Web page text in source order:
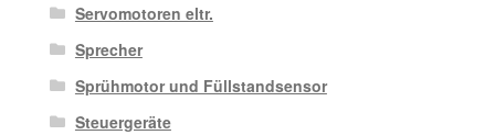
Servomotoren eltr.
Sprecher
Sprühmotor und Füllstandsensor
Steuergeräte